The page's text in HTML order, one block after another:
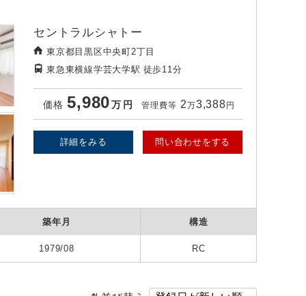
セントラルシャトー
東京都目黒区中央町2丁目
東急東横線学芸大学駅 徒歩11分
価格 5,980万 円 管理費等 2万3,388 円
詳細をみる 問い合わせをする
築年月 構造
1979/08 RC